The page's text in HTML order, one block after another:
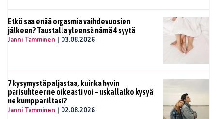
Etkö saa enää orgasmia vaihdevuosien
jälkeen? Taustalla yleensä nämä 4 syytä
Janni Tamminen | 03.08.2026
7 kysymystä paljastaa, kuinka hyvin
parisuhteenne oikeasti voi – uskallatko kysyä
ne kumppaniltasi?
Janni Tamminen | 02.08.2026